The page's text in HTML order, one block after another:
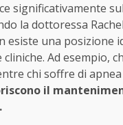
significativamente
la dottoressa
esiste una
Ad esempio,
chi soffre di
il